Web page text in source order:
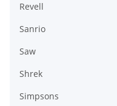
Revell
Sanrio
Saw
Shrek
Simpsons